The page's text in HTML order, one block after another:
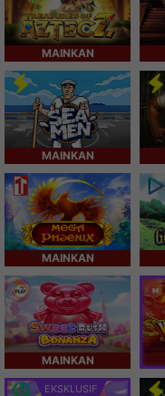
MAINKAN
MAINKAN
MAINKAN
MAINKAN
EKSKLUSIF